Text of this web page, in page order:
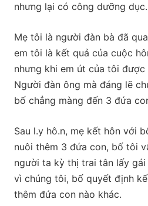
nhưng lại có công dưỡng dục.
Mẹ tôi là người đàn bà đã
em tôi là kết quả của cuộc
nhưng khi em út của tôi được
Người đàn ông mà đáng lẽ
bố chẳng màng đến 3 đứa
Sau l.y hô.n, mẹ kết hôn với
nuôi thêm 3 đứa con, bố tôi
người ta kỳ thị trai tân lấy
vì chúng tôi, bố quyết định
thêm đứa con nào khác.